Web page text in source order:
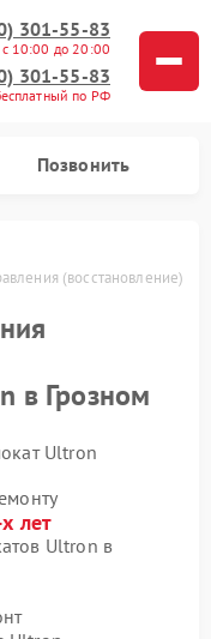
301-55-83
с 10:00 до 20:00
301-55-83
по РФ
Позвонить
(восстановление)
в Грозном
Ultron
лет
Ultron в